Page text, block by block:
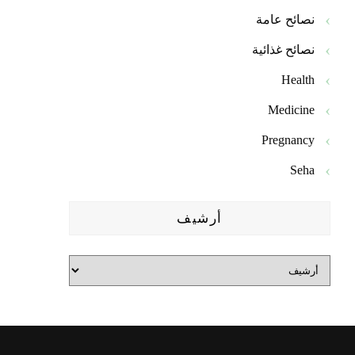
نصائح عامة
نصائح غذائية
Health
Medicine
Pregnancy
Seha
أرشيف